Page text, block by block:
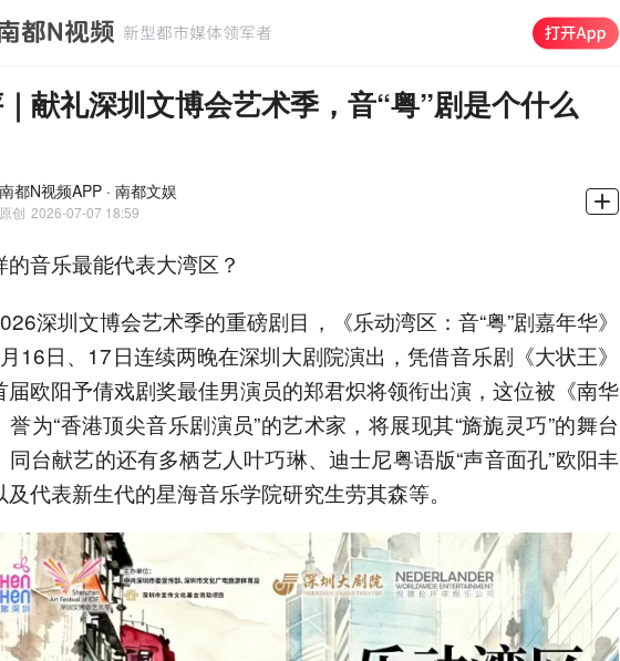
献礼深圳文博会艺术季，音“粤”剧是个什么
南都N视频APP · 南都文娱
原创 2026-07-07 18:59
的音乐最能代表大湾区？
深圳文博会艺术季的重磅剧目，《乐动湾区：音“粤”剧嘉年华》
16日、17日连续两晚在深圳大剧院演出，凭借音乐剧《大状王》
届欧阳予倩戏剧奖最佳男演员的郑君炽将领衔出演，这位被《南华
誉为“香港顶尖音乐剧演员”的艺术家，将展现其“旖旎灵巧”的舞台
同台献艺的还有多栖艺人叶巧琳、迪士尼粤语版“声音面孔”欧阳丰
及代表新生代的星海音乐学院研究生劳其森等。